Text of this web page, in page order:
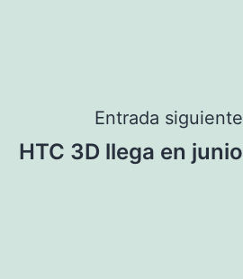
Entrada siguiente
HTC 3D llega en junio